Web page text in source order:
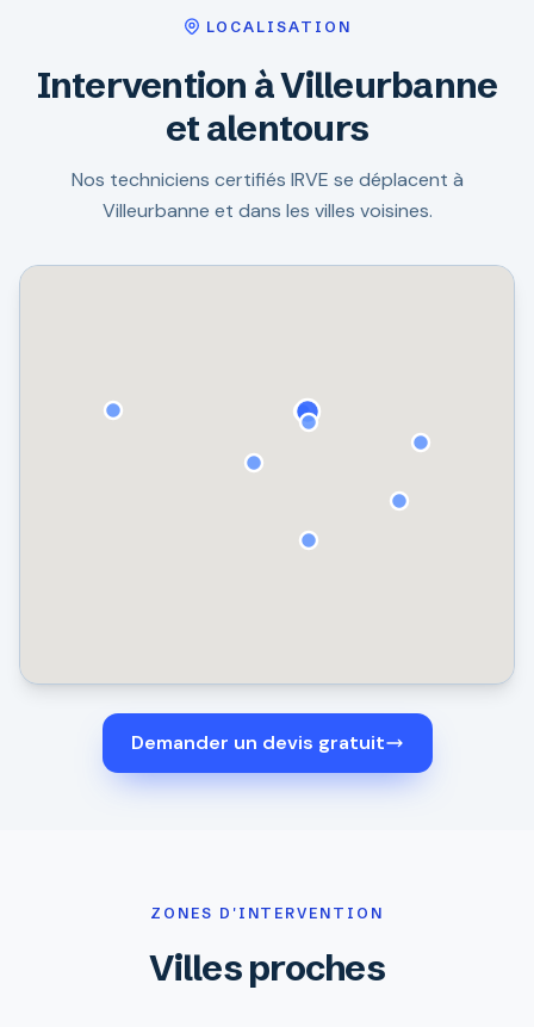
LOCALISATION
Intervention à Villeurbanne
et alentours
Nos techniciens certifiés IRVE se déplacent à
Villeurbanne et dans les villes voisines.
Demander un devis gratuit
ZONES D'INTERVENTION
Villes proches